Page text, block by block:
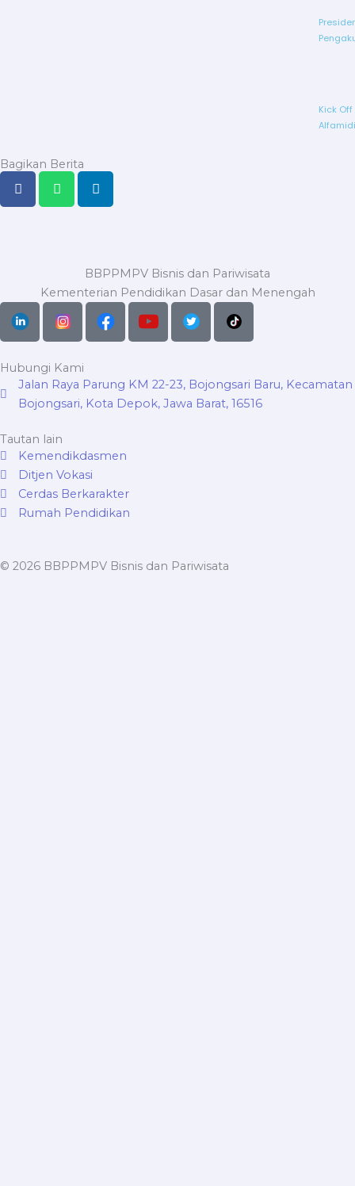
Kick
Bagikan Berita
BBPPMPV Bisnis dan Pariwisata
Kementerian Pendidikan Dasar dan Menengah
Hubungi Kami
Jalan Raya Parung KM 22-23, Bojongsari Baru, Kecamatan
Bojongsari, Kota Depok, Jawa Barat, 16516
Tautan lain
Kemendikdasmen
Ditjen Vokasi
Cerdas Berkarakter
Rumah Pendidikan
© 2026 BBPPMPV Bisnis dan Pariwisata